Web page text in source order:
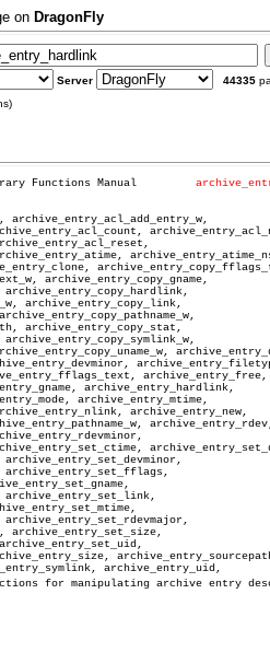
on DragonFly
Server 44335
archive_entry_copy_gname,
archive_entry_copy_link,
archive_entry_copy_stat,
archive_entry_free,
archive_entry_hardlink,
archive_entry_mtime,
archive_entry_new,
archive_entry_set_size,
archive_entry_uid,
for manipulating archive entry